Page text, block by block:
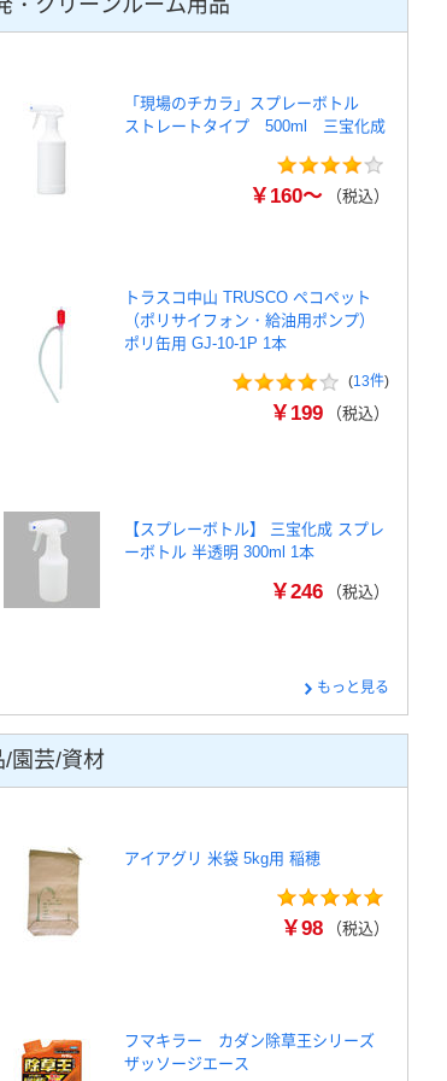
・クリーンルーム用品
「現場のチカラ」スプレーボトル
ストレートタイプ 500ml 三宝化成
￥160～ （税込）
トラスコ中山 TRUSCO ペコペット
（ポリサイフォン・給油用ポンプ）
ポリ缶用 GJ-10-1P 1本
(13件)
￥199 （税込）
【スプレーボトル】 三宝化成 スプレ
ーボトル 半透明 300ml 1本
￥246 （税込）
もっと見る
/園芸/資材
アイアグリ 米袋 5kg用 稲穂
￥98 （税込）
フマキラー カダン除草王シリーズ
ザッソージエース